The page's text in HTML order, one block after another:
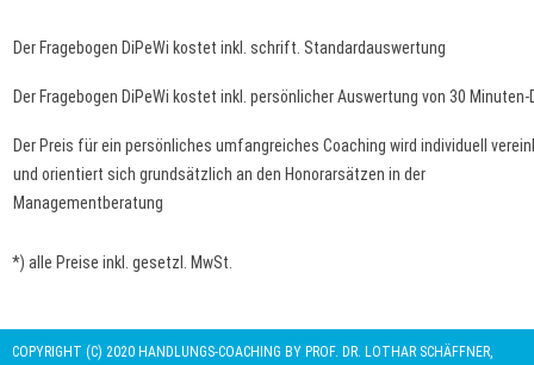
Der Fragebogen DiPeWi kostet inkl. schrift. Standardauswertung
Der Fragebogen DiPeWi kostet inkl. persönlicher Auswertung von 30 Minuten-
Der Preis für ein persönliches umfangreiches Coaching wird individuell
und orientiert sich grundsätzlich an den Honorarsätzen in der
Managementberatung
*) alle Preise inkl. gesetzl. MwSt.
COPYRIGHT (C) 2020 HANDLUNGS-COACHING BY PROF. DR. LOTHAR SCHÄFFNER,